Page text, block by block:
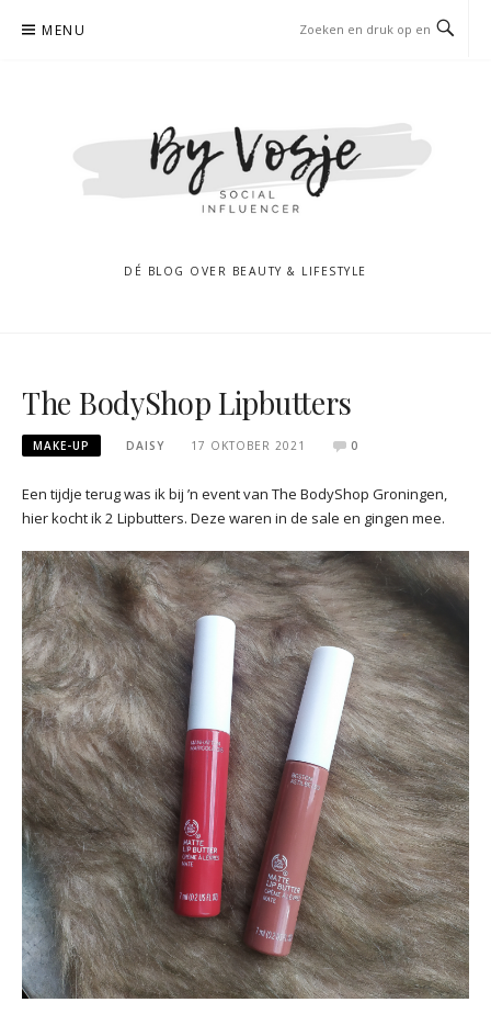
MENU
DÉ BLOG OVER BEAUTY & LIFESTYLE
The BodyShop Lipbutters
MAKE-UP DAISY 17 OKTOBER 2021 0
Een tijdje terug was ik bij ’n event van The BodyShop Groningen,
hier kocht ik 2 Lipbutters. Deze waren in de sale en gingen mee.